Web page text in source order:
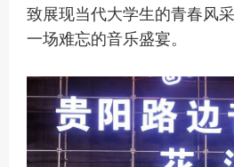
致展现当代大学生的青春风
一场难忘的音乐盛宴。